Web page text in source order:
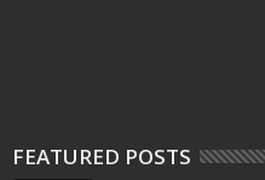
FEATURED POSTS